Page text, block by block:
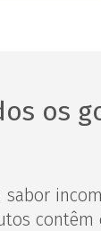
os
sabor
contêm